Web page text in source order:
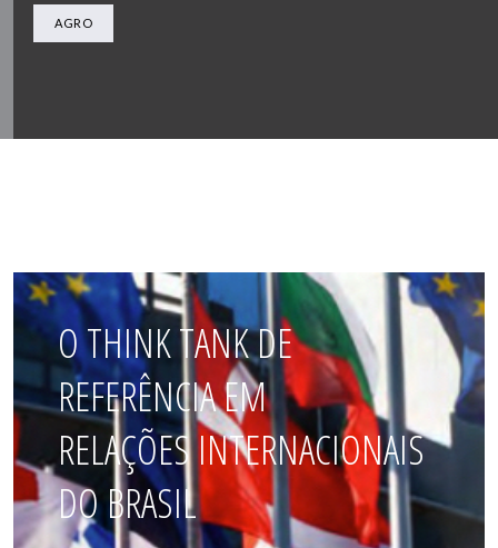
AGRO
O THINK TANK DE
REFERÊNCIA EM
RELAÇÕES INTERNACIONAIS
DO BRASIL